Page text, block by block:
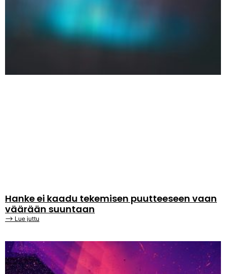
Hanke ei kaadu tekemisen puutteeseen vaan
väärään suuntaan
⟶ Lue juttu